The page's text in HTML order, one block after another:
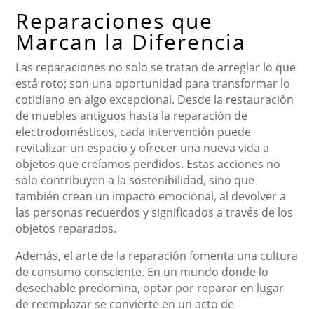
Reparaciones que
Marcan la Diferencia
Las reparaciones no solo se tratan de arreglar lo que
está roto; son una oportunidad para transformar lo
cotidiano en algo excepcional. Desde la restauración
de muebles antiguos hasta la reparación de
electrodomésticos, cada intervención puede
revitalizar un espacio y ofrecer una nueva vida a
objetos que creíamos perdidos. Estas acciones no
solo contribuyen a la sostenibilidad, sino que
también crean un impacto emocional, al devolver a
las personas recuerdos y significados a través de los
objetos reparados.
Además, el arte de la reparación fomenta una cultura
de consumo consciente. En un mundo donde lo
desechable predomina, optar por reparar en lugar
de reemplazar se convierte en un acto de